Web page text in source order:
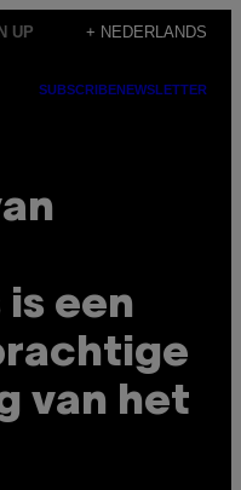
UP + NEDERLANDS
SUBSCRIBENEWSLETTER
een
van het